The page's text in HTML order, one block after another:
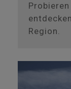
Region.